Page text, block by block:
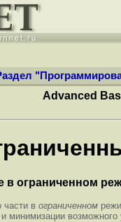
Advanced
ограниченном
части в ограниченном
минимизации